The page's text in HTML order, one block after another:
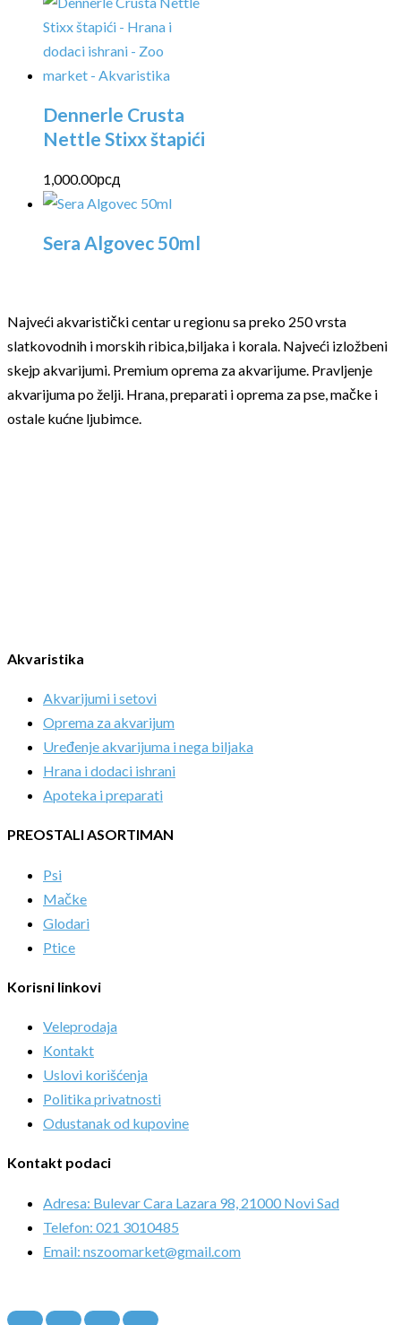
Dennerle Crusta
Nettle Stixx štapići
1,000.00рсд
Sera Algovec 50ml
Najveći akvaristički centar u regionu sa preko 250 vrsta
slatkovodnih i morskih ribica,biljaka i korala. Najveći izložbeni
skejp akvarijumi. Premium oprema za akvarijume. Pravljenje
akvarijuma po želji. Hrana, preparati i oprema za pse, mačke i
ostale kućne ljubimce.
Akvaristika
Akvarijumi i setovi
Oprema za akvarijum
Uređenje akvarijuma i nega biljaka
Hrana i dodaci ishrani
Apoteka i preparati
PREOSTALI ASORTIMAN
Psi
Mačke
Glodari
Ptice
Korisni linkovi
Veleprodaja
Kontakt
Uslovi korišćenja
Politika privatnosti
Odustanak od kupovine
Kontakt podaci
Adresa: Bulevar Cara Lazara 98, 21000 Novi Sad
Telefon: 021 3010485
Email: nszoomarket@gmail.com